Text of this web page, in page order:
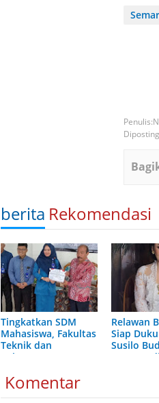
berita Rekomendasi
Tingkatkan SDM
Mahasiswa, Fakultas
Teknik dan
Rekayasa UNISS
Tandatangani
Kerjasama dengan
Relawan
Siap
Susilo
Menang
Komentar